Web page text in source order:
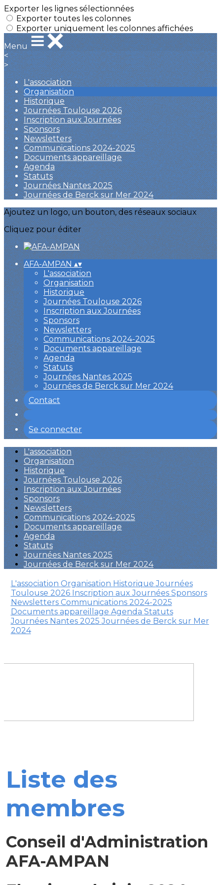
Exporter les lignes sélectionnées
Exporter toutes les colonnes
Exporter uniquement les colonnes affichées
Menu
<
>
L'association
Organisation
Historique
Journées Toulouse 2026
Inscription aux Journées
Sponsors
Newsletters
Communications 2024-2025
Documents appareillage
Agenda
Statuts
Journées Nantes 2025
Journées de Berck sur Mer 2024
Ajoutez un logo, un bouton, des réseaux sociaux
Cliquez pour éditer
AFA-AMPAN ▴▾
L'association
Organisation
Historique
Journées Toulouse 2026
Inscription aux Journées
Sponsors
Newsletters
Communications 2024-2025
Documents appareillage
Agenda
Statuts
Journées Nantes 2025
Journées de Berck sur Mer 2024
Contact
Se connecter
L'association
Organisation
Historique
Journées Toulouse 2026
Inscription aux Journées
Sponsors
Newsletters
Communications 2024-2025
Documents appareillage
Agenda
Statuts
Journées Nantes 2025
Journées de Berck sur Mer 2024
L'association Organisation HistoriqueJournées
Toulouse 2026 Inscription aux Journées Sponsors
Newsletters Communications 2024-2025
Documents appareillage Agenda Statuts
Journées Nantes 2025Journées de Berck sur Mer
2024
Liste des
membres
Conseil d'Administration
AFA-AMPAN